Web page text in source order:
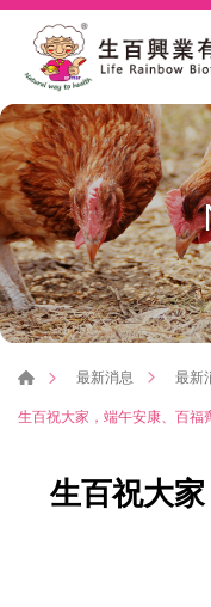
最新消息 最新
生百祝大家，端午安康、百福
生百祝大